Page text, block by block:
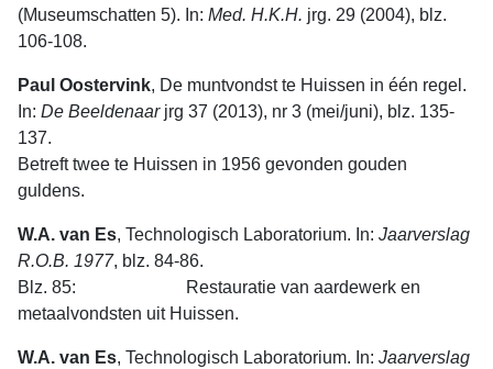
(Museumschatten 5). In: Med. H.K.H. jrg. 29 (2004), blz.
106-108.
Paul Oostervink, De muntvondst te Huissen in één regel.
In: De Beeldenaarjrg 37 (2013), nr 3 (mei/juni), blz. 135-
137.
Betreft twee te Huissen in 1956 gevonden gouden
guldens.
W.A. van Es, Technologisch Laboratorium. In: Jaarverslag
R.O.B. 1977, blz. 84-86.
Blz. 85: Restauratie van aardewerk en
metaalvondsten uit Huissen.
W.A. van Es, Technologisch Laboratorium. In: Jaarverslag